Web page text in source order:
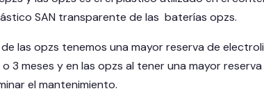
SAN transparente de las baterías opzs.
las opzs tenemos una mayor reserva de
3 meses y en las opzs al tener una mayor
el mantenimiento.